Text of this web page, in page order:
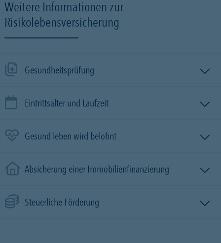
Weitere Informationen zur
Risikolebensversicherung
Gesundheitsprüfung
Eintrittsalter und Laufzeit
Gesund leben wird belohnt
Absicherung einer Immobilien­finanzierung
Steuerliche Förderung